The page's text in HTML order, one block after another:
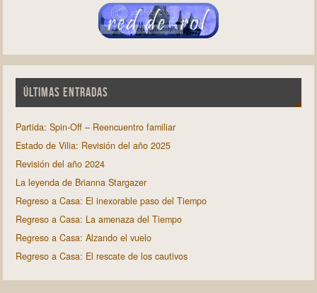
ÚLTIMAS ENTRADAS
Partida: Spin-Off – Reencuentro familiar
Estado de Vilia: Revisión del año 2025
Revisión del año 2024
La leyenda de Brianna Stargazer
Regreso a Casa: El inexorable paso del Tiempo
Regreso a Casa: La amenaza del Tiempo
Regreso a Casa: Alzando el vuelo
Regreso a Casa: El rescate de los cautivos